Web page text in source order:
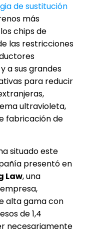
de sustitución
más
chips de
las restricciones
a sus grandes
para reducir
ultravioleta,
fabricación de
situado este
presentó en
Law, una
alta gama con
de 1,4
necesariamente